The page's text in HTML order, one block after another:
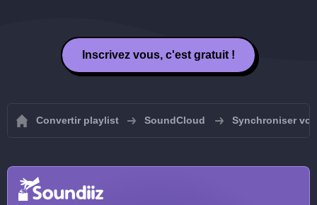
Inscrivez vous, c'est gratuit !
Convertir playlist SoundCloud Synchroniser